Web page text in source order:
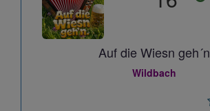
Auf die Wiesn geh´n
Wildbach